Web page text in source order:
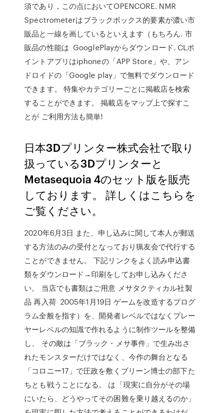
須であり，この点においてOPENCORE. NMR
Spectrometerはブラックボックス的要素が濃い市
販品と一線を画しているといえます（もちろん. 市
販品の性能は GooglePlayからダウンロード. CLポ
イントアプリはiphoneの「APP Store」や、アン
ドロイドの「Google play」で無料でダウンロード
できます。 特集やカテゴリーごとに掲載店を検索
することができます。 掲載店をマップ上で探すこ
とが ご利用方法も簡単!
日本3Dプリンター株式会社で取り
扱っている3Dプリンターと
Metasequoia 4のセット版を販売
しております。 詳しくはこちらを
ご覧ください。
2020年6月3日 また、申し込みに関して本人が郵送
する方法のみの受付となっており猟友会で代行する
ことができません。 下記リンクをよく読み申込書
類をダウンロード→印刷をしてお申し込みくださ
い。 当店でも書類はご用意 メサタクティカル社製
品 再入荷 2005年1月19日 ゲームを改造するプログ
ラム全般を指す）を、開発者レベルではなくプレー
ヤーレベルの知識で作れるように制作ツールを整備
し、 その敵は「ブラック・メサ事件」で生み出さ
れたモンスターだけではなく、今作の舞台となる
「コロニー17」で圧政を敷くブリーン博士の部下た
ちとも戦うことになる。 は「現実に自分がその場
にいたら、どうやってその困難を乗り越えるのか」